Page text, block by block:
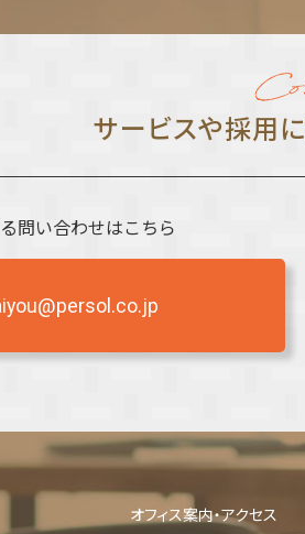
サービスや採⽤
問い合わせはこちら
オフィス案内・アクセス